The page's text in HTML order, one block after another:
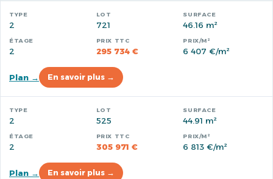
2 721 46.16 m²
2 295 734 € 6 407 €/m²
Plan → En savoir plus →
2 525 44.91 m²
2 305 971 € 6 813 €/m²
Plan → En savoir plus →